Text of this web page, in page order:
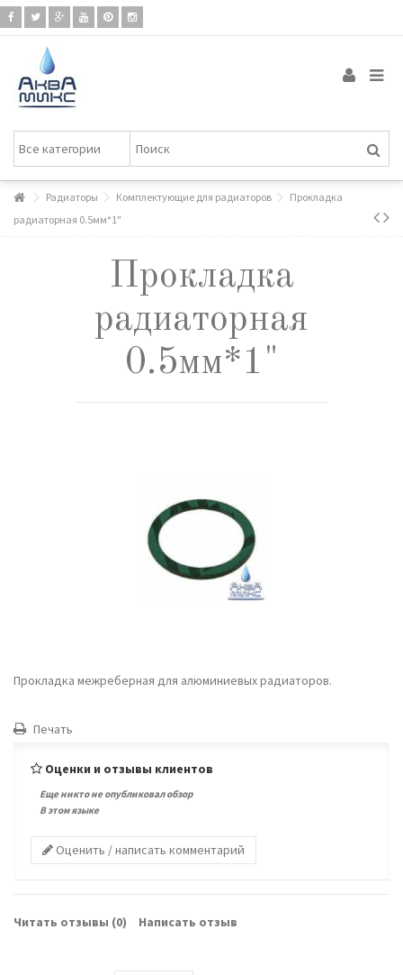
Радиаторы Комплектующие для радиаторов
Прокладка
радиаторная 0.5мм*1"
Прокладка
радиаторная
0.5мм*1"
Прокладка межреберная для алюминиевых радиаторов.
Печать
Оценки и отзывы клиентов
Еще никто не опубликовал обзор
В этом языке
Оценить / написать комментарий
Читать отзывы (0) Написать отзыв